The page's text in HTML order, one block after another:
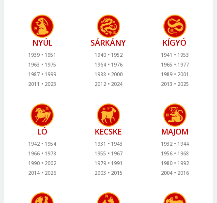
NYÚL
1939
1951
1963
1975
1987
1999
2011
2023
SÁRKÁNY
1940
1952
1964
1976
1988
2000
2012
2024
KÍGYÓ
1941
1953
1965
1977
1989
2001
2013
2025
LÓ
1942
1954
1966
1978
1990
2002
2014
2026
KECSKE
1931
1943
1955
1967
1979
1991
2003
2015
MAJOM
1932
1944
1956
1968
1980
1992
2004
2016